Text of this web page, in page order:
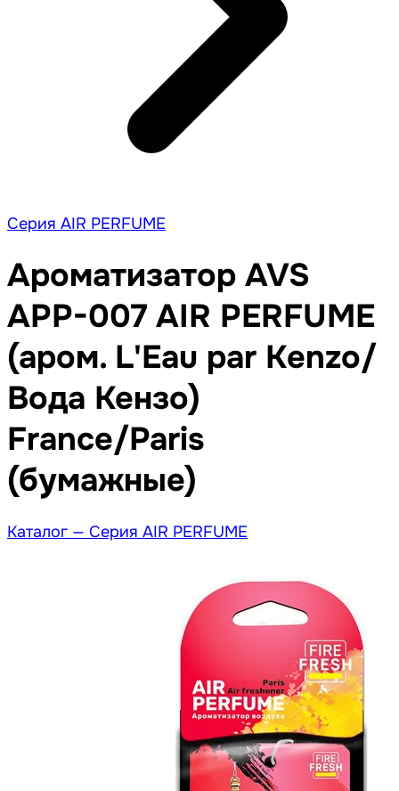
Серия AIR PERFUME
Ароматизатор AVS
APP-007 AIR PERFUME
(аром. L'Eau par Kenzo/
Вода Кензо)
France/Paris
(бумажные)
Каталог — Серия AIR PERFUME